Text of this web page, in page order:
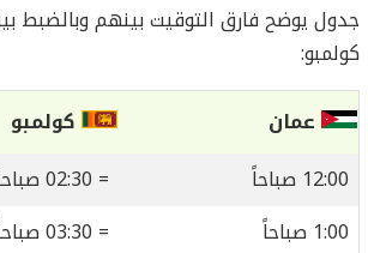
جدول يوضح فارق التوقيت بينهم وبالضبط
كولمبو:
عمان
كولمبو
12:00 صباحاً
= 02:30 صباحاً
1:00 صباحاً
= 03:30 صباحاً